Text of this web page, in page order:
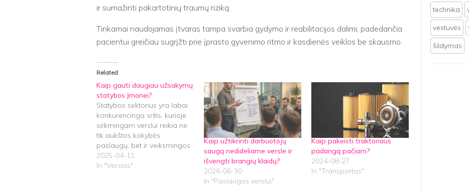
ir sumažinti pakartotinių traumų riziką.
Tinkamai naudojamas įtvaras tampa svarbia gydymo ir reabilitacijos dalimi, padedančia
pacientui greičiau sugrįžti prie įprasto gyvenimo ritmo ir kasdienės veiklos be skausmo.
Related
Kaip gauti daugiau užsakymų
statybos įmonei?
Statybos sektorius yra labai
konkurencinga sritis, kurioje
sėkmingam verslui reikia ne
tik aukštos kokybės
paslaugų, bet ir veiksmingos
rinkodaros strategijos. Kaip
gauti daugiau užsakymų
2025-04-11
In "Verslas"
Kaip užtikrinti darbuotojų
saugą nedideliame versle ir
išvengti brangių klaidų?
2026-06-30
In "Paslaugos verslui"
Kaip pakeisti traktoriaus
padangą pačiam?
2024-08-27
In "Transportas"
technika
vestuvės
šildymas